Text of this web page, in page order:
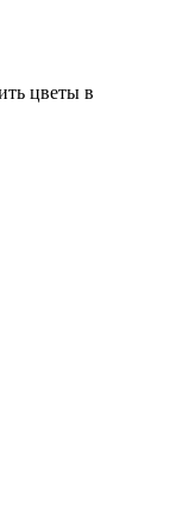
цветы в